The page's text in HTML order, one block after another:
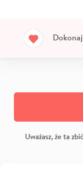
Uważasz, że ta